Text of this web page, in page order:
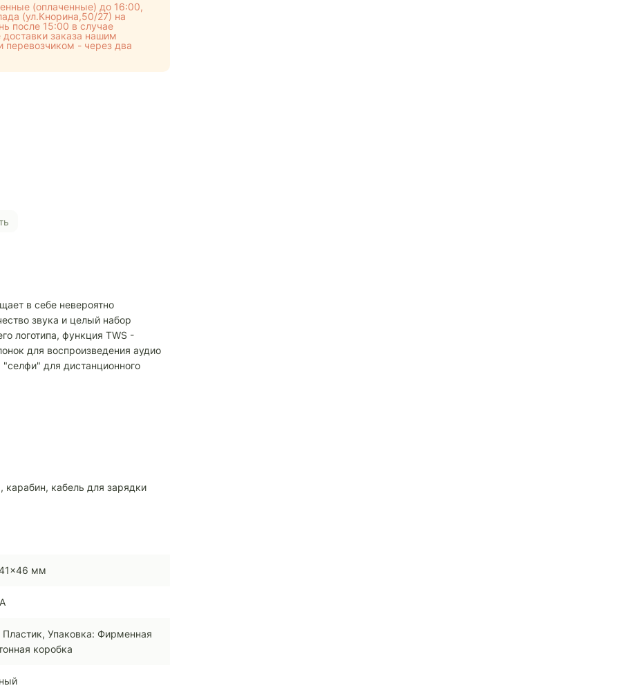
(оплаченные) до 16:00,
(ул.Кнорина,50/27) на
после 15:00 в случае
заказа нашим
перевозчиком - через два
в себе невероятно
звука и целый набор
логотипа, функция TWS -
для воспроизведения аудио
для дистанционного
карабин, кабель для зарядки
мм
Пластик, Упаковка: Фирменная
коробка